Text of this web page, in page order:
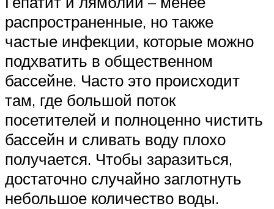
распространенные, но также
частые инфекции, которые можно
подхватить в общественном
бассейне. Часто это происходит
там, где большой поток
посетителей и полноценно чистить
бассейн и сливать воду плохо
получается. Чтобы заразиться,
достаточно случайно заглотнуть
небольшое количество воды.